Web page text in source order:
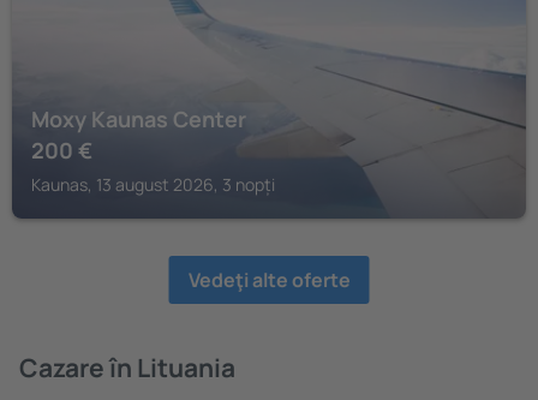
Moxy Kaunas Center
200 €
Kaunas, 13 august 2026, 3 nopți
Vedeţi alte oferte
Cazare în Lituania